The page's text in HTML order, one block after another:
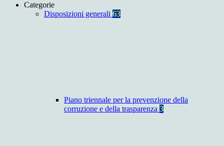
Categorie
Disposizioni generali 63
Piano triennale per la prevenzione della
corruzione e della trasparenza 3